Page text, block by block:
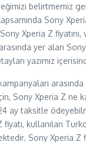
belirtmemiz
Sony
Xperia Z fiyatını,
yer alan
yazımız
Sony Xperia Z ne
ay taksitle
fiyatı, kullanılan
Sony Xperia Z